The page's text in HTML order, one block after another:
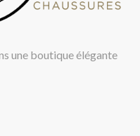
une boutique élégante